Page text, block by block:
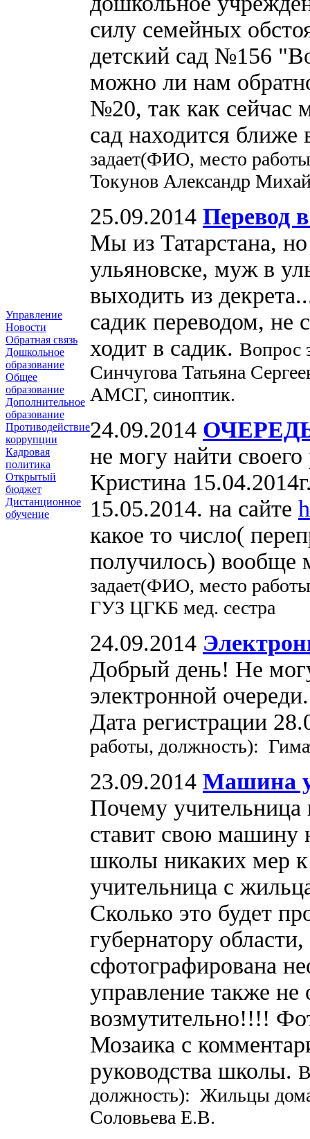
Управление
Новости
Обратная связь
Дошкольное
образование
Общее
образование
Дополнительное
образование
Противодействие
коррупции
Кадровая
политика
Открытый
бюджет
Дистанционное
обучение
силу семейных
детский сад №156
можно ли нам
№20, так как сейчас
сад находится ближе
задает(ФИО, место
Токунов Александр
25.09.2014 Перевод
Мы из Татарстана,
ульяновске, муж в
выходить из
садик переводом, не
ходит в садик. Вопрос
Синчугова Татьяна
АМСГ, синоптик.
24.09.2014
не могу найти
Кристина
15.05.2014. на сайте
какое то число(
получилось) вообще
задает(ФИО, место
ГУЗ ЦГКБ мед. сестра
24.09.2014
Добрый день! Не
электронной
Дата регистрации
работы, должность):
23.09.2014 Машина
Почему
ставит свою машину
школы никаких мер
учительница с
Сколько это будет
губернатору
сфотографирована
управление также не
возмутительно!!!!
Мозаика с
руководства школы.
должность): Жильцы
Соловьева Е.В.